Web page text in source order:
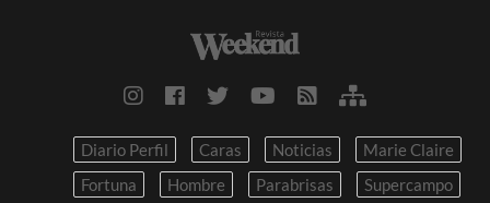
Diario Perfil Caras Noticias
Marie Claire
Fortuna
Hombre Parabrisas
Supercampo